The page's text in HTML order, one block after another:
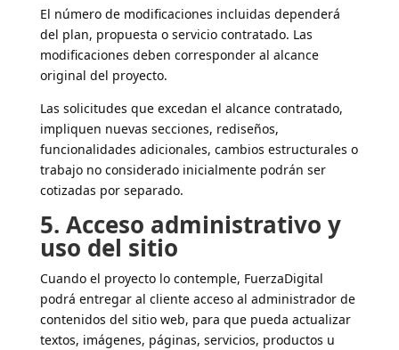
El número de modificaciones incluidas dependerá
del plan, propuesta o servicio contratado. Las
modificaciones deben corresponder al alcance
original del proyecto.
Las solicitudes que excedan el alcance contratado,
impliquen nuevas secciones, rediseños,
funcionalidades adicionales, cambios estructurales o
trabajo no considerado inicialmente podrán ser
cotizadas por separado.
5. Acceso administrativo y
uso del sitio
Cuando el proyecto lo contemple, FuerzaDigital
podrá entregar al cliente acceso al administrador de
contenidos del sitio web, para que pueda actualizar
textos, imágenes, páginas, servicios, productos u